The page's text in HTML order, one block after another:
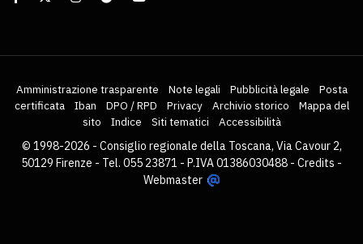
Amministrazione trasparente Note legali Pubblicità legale
Posta
certificata
Iban DPO / RPD Privacy Archivio storico
Mappa del
sito
Indice Siti tematici
Accessibilità
© 1998-2026 - Consiglio regionale della Toscana, Via Cavour 2,
50129 Firenze - Tel. 055 23871 - P.IVA 01386030488 - Credits -
Webmaster